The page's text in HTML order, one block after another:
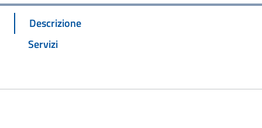
Descrizione
Servizi